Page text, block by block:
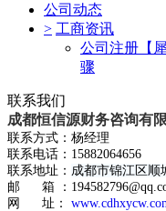
公司动态
> 工商资讯
公司注册【
骤
联系我们
成都恒信源财务咨询有
联系方式：杨经理
联系电话：15882064656
联系地址： 成都市锦江区顺
邮 箱 ：
网 址：